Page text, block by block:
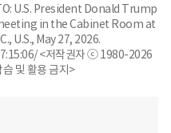
U.S. President Donald Trump
in the Cabinet Room at
U.S., May 27, 2026.
<저작권자 ⓒ 1980-2026
및 활용 금지>